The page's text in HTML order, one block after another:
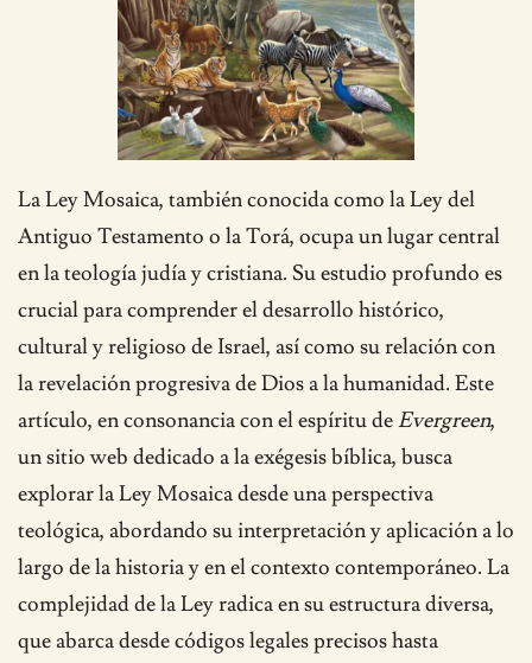
La Ley Mosaica, también conocida como la Ley del
Antiguo Testamento o la Torá, ocupa un lugar central
en la teología judía y cristiana. Su estudio profundo es
crucial para comprender el desarrollo histórico,
cultural y religioso de Israel, así como su relación con
la revelación progresiva de Dios a la humanidad. Este
artículo, en consonancia con el espíritu deEvergreen,
un sitio web dedicado a la exégesis bíblica, busca
explorar la Ley Mosaica desde una perspectiva
teológica, abordando su interpretación y aplicación a lo
largo de la historia y en el contexto contemporáneo. La
complejidad de la Ley radica en su estructura diversa,
que abarca desde códigos legales precisos hasta